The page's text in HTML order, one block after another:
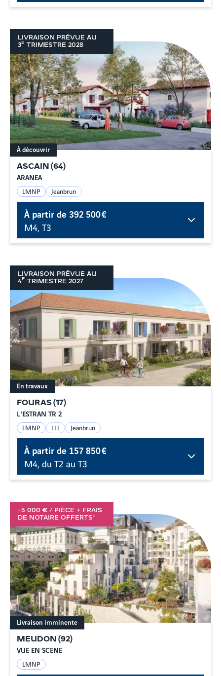
LIVRAISON PRÉVUE AU
3E TRIMESTRE 2028
ASCAIN (64)
ARANEA
À découvrir
LMNP Jeanbrun
À partir de392 500 €
M4, T3
LIVRAISON PRÉVUE AU
4E TRIMESTRE 2027
FOURAS(17)
L'ESTRAN TR 2
En travaux
LMNP LLI Jeanbrun
À partir de157 850 €
M4, du T2 au T3
-5 000 € / PIÈCE + FRAIS
DE NOTAIRE OFFERTS*
MEUDON (92)
VUE EN SCENE
Livraison imminente
LMNP